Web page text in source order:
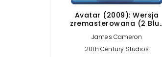
Avatar (2009): Wersja
zremasterowana (2
James Cameron
20th Century Studios